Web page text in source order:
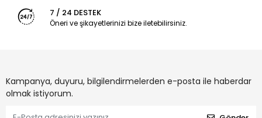
7 / 24 DESTEK
Öneri ve şikayetlerinizi bize iletebilirsiniz.
Kampanya, duyuru, bilgilendirmelerden e-posta ile haberdar
olmak istiyorum.